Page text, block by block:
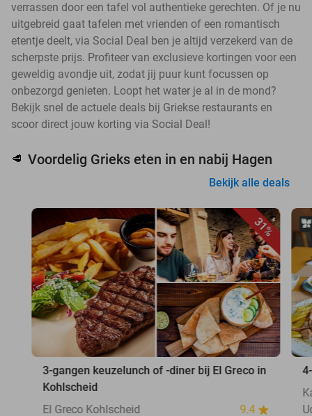
verrassen door een tafel vol authentieke gerechten. Of je nu
uitgebreid gaat tafelen met vrienden of een romantisch
etentje deelt, via Social Deal ben je altijd verzekerd van de
scherpste prijs. Profiteer van exclusieve kortingen voor een
geweldig avondje uit, zodat jij puur kunt focussen op
onbezorgd genieten. Loopt het water je al in de mond?
Bekijk snel de actuele deals bij Griekse restaurants en
scoor direct jouw korting via Social Deal!
🥩 Voordelig Grieks eten in en nabij Hagen
Bekijk alle deals
31%
3-gangen keuzelunch of -diner bij El Greco in
Kohlscheid
El Greco Kohlscheid
9.4